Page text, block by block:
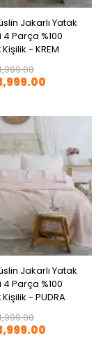
Jakarlı Yatak
Parça %100
- KREM
Jakarlı Yatak
Parça %100
- PUDRA